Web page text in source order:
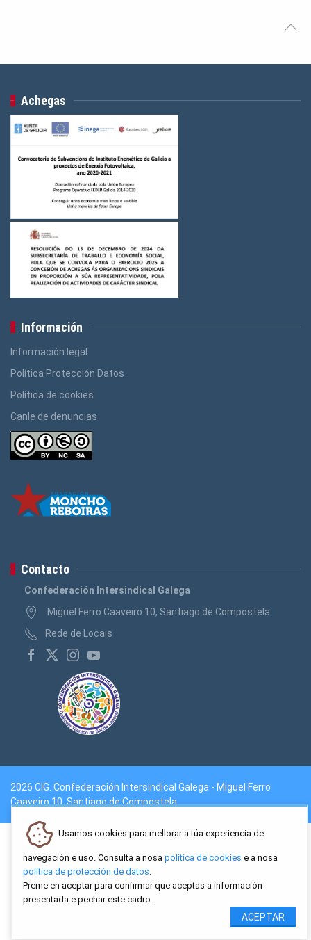
Achegas
Información
Información legal
Política Protección Datos
Política de cookies
Canle de denuncias
Contacto
Confederación Intersindical Galega
Miguel Ferro Caaveiro 10, Santiago de Compostela
Rede de Locais
2026 CIG. Confederación Intersindical Galega - Miguel Ferro
Caaveiro 10, Santiago de Compostela
Usamos cookies para mellorar a túa experiencia de
navegación e uso. Consulta a nosa política de cookies e a nosa
política de protección de datos.
Preme en aceptar para confirmar que aceptas a información
presentada e pechar este cadro.
ACEPTAR